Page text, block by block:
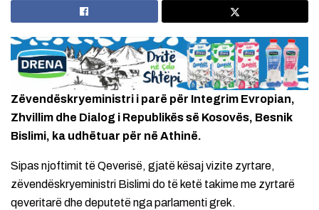
Zëvendëskryeministri i parë për Integrim Evropian,
Zhvillim dhe Dialog i Republikës së Kosovës, Besnik
Bislimi, ka udhëtuar për në Athinë.
Sipas njoftimit të Qeverisë, gjatë kësaj vizite zyrtare,
zëvendëskryeministri Bislimi do të ketë takime me zyrtarë
qeveritarë dhe deputetë nga parlamenti grek.